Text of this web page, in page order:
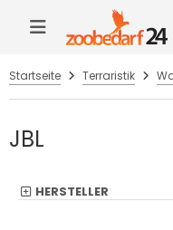
Startseite Terraristik
JBL
HERSTELLER